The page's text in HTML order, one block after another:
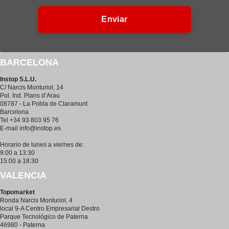
Enviar
BARCELONA
Instop S.L.U.
C/ Narcis Monturiol, 14
Pol. Ind. Plans d’Arau
08787 - La Pobla de Claramunt
Barcelona
Tel +34 93 803 95 76
E-mail info@instop.es
Horario de lunes a viernes de:
9:00 a 13:30
15:00 a 18:30
VALENCIA
Topomarket
Ronda Narcis Monturiol, 4
local 9-A Centro Empresarial Destro
Parque Tecnológico de Paterna
46980 - Paterna